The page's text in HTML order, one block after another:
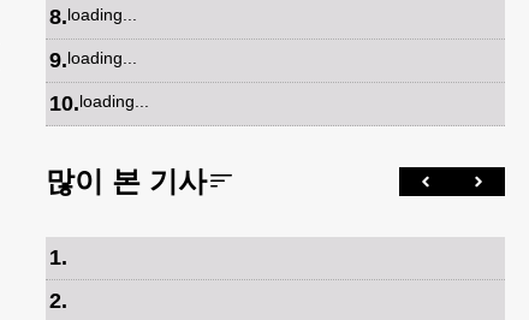
8.loading...
9.loading...
10.loading...
많이 본 기사
1.
2.